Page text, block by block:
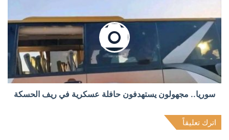
سوريا.. مجهولون يستهدفون حافلة عسكرية في ريف الحسكة
اترك تعليقاً